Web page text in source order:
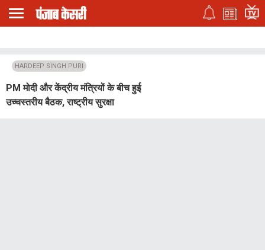
HARDEEP SINGH PURI
PM मोदी और केंद्रीय मंत्रियों के बीच हुई
उच्चस्तरीय बैठक, राष्ट्रीय सुरक्षा